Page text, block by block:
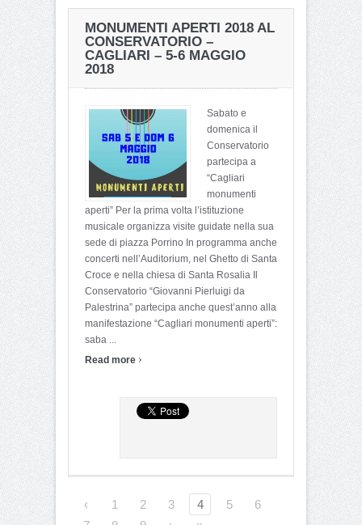
MONUMENTI APERTI 2018 AL
CONSERVATORIO –
CAGLIARI – 5-6 MAGGIO
2018
Sabato e
domenica il
Conservatorio
partecipa a
“Cagliari
monumenti
aperti” Per la prima volta l’istituzione
musicale organizza visite guidate nella sua
sede di piazza Porrino In programma anche
concerti nell’Auditorium, nel Ghetto di Santa
Croce e nella chiesa di Santa Rosalia Il
Conservatorio “Giovanni Pierluigi da
Palestrina” partecipa anche quest’anno alla
manifestazione “Cagliari monumenti aperti”:
saba ...
Read more ›
‹ 1 2 3 4 5
6